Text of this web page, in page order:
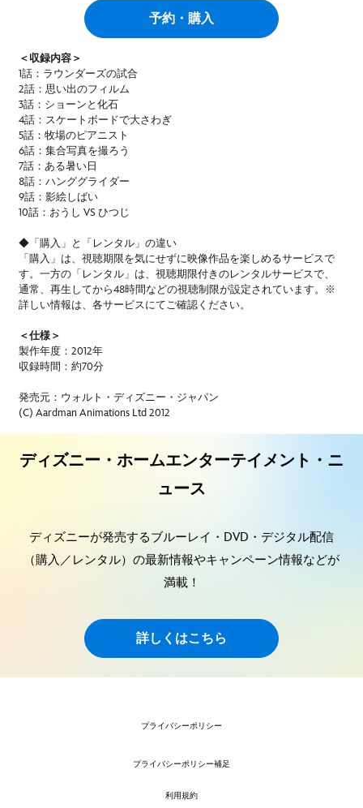
予約・購入
＜収録内容＞
1話：ラウンダーズの試合
2話：思い出のフィルム
3話：ショーンと化石
4話：スケートボードで大さわぎ
5話：牧場のピアニスト
6話：集合写真を撮ろう
7話：ある暑い日
8話：ハンググライダー
9話：影絵しばい
10話：おうし VS ひつじ
◆「購入」と「レンタル」の違い
「購入」は、視聴期限を気にせずに映像作品を楽しめるサービスで
す。一方の「レンタル」は、視聴期限付きのレンタルサービスで、
通常、再生してから48時間などの視聴制限が設定されています。※
詳しい情報は、各サービスにてご確認ください。
＜仕様＞
製作年度：2012年
収録時間：約70分
発売元：ウォルト・ディズニー・ジャパン
(C) Aardman Animations Ltd 2012
ディズニー・ホームエンターテイメント・ニ
ュース
ディズニーが発売するブルーレイ・DVD・デジタル配信
（購入／レンタル）の最新情報やキャンペーン情報などが
満載！
詳しくはこちら
プライバシーポリシー
プライバシーポリシー補足
利用規約